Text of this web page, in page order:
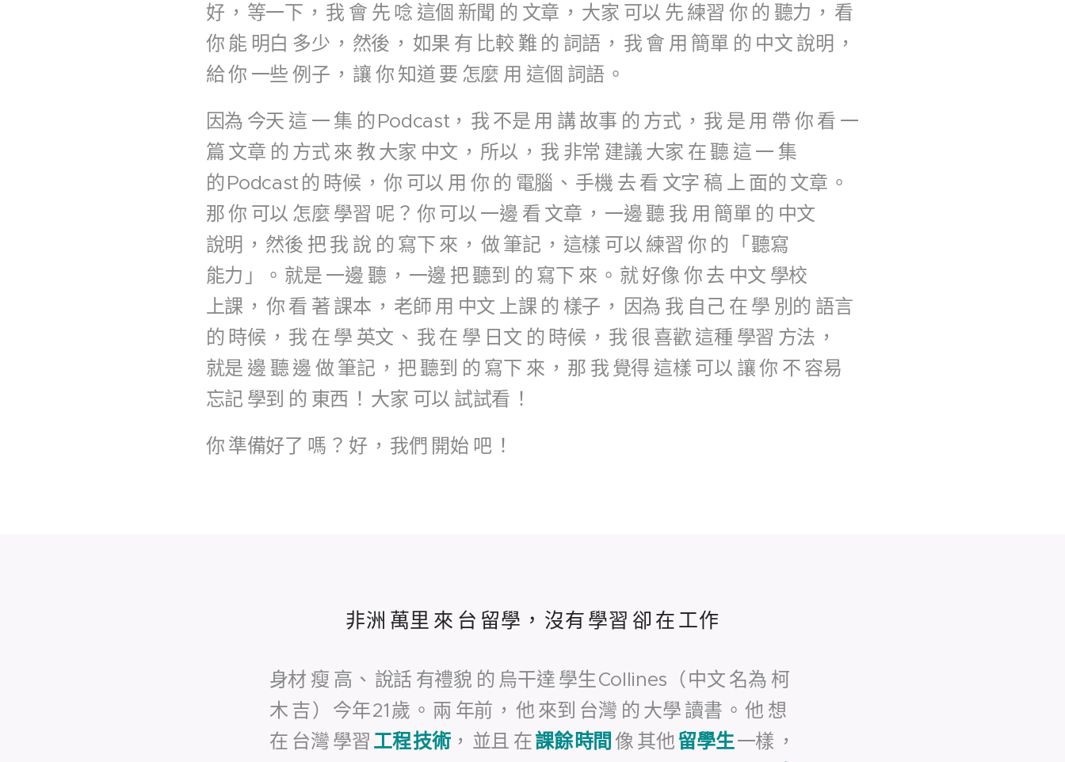
好 ， 等一下 ， 我 會 先 唸 這個 新聞 的 文章 ， 大家 可以 先 練習 你 的 聽力 ， 看
你 能 明白 多少 ， 然後 ， 如果 有 比較 難 的 詞語 ， 我 會 用 簡單 的 中文 說明 ，
給你 一些 例子 ， 讓 你 知道 要 怎麼 用 這個 詞語 。
因為 今天 這 一 集 的Podcast， 我 不是 用 講 故事 的 方式 ， 我 是 用 帶 你 看 一
篇 文章 的 方式 來 教 大家 中文 ， 所以 ， 我 非常 建議 大家 在 聽 這 一 集
的Podcast 的 時候 ， 你 可以 用 你 的 電腦 、 手機 去 看 文字 稿 上 面的 文章 。
那你 可以 怎麼 學習 呢 ？ 你 可以 一邊 看 文章 ， 一邊 聽 我 用 簡單 的 中文
說明 ， 然後 把我 說 的 寫下 來 ， 做 筆記 ， 這樣 可以 練習 你 的 「 聽寫
能力 」。 就是 一邊 聽 ， 一邊 把聽到 的 寫下 來 。 就好像 你 去 中文 學校
上課 ， 你 看 著 課本 ， 老師 用 中文 上課 的 樣子 ， 因為 我 自己 在 學 別的 語言
的 時候 ， 我 在 學 英文 、 我 在 學 日文 的 時候 ， 我 很 喜歡 這種 學習 方法 ，
就是 邊 聽 邊 做 筆記 ， 把聽到 的 寫下 來 ， 那 我 覺得 這樣 可以 讓你 不 容易
忘記 學到 的 東西 ！ 大家 可以 試試看 ！
你 準備好了 嗎 ？ 好 ， 我們 開始 吧 ！
非洲 萬里 來 台 留學 ， 沒有 學習 卻 在 工作
身材 瘦 高 、 說話 有禮貌 的 烏干達 學生Collines（中文 名為 柯
木 吉） 今年21歲 。 兩 年前 ， 他 來到 台灣 的 大學 讀書 。 他 想
在 台灣 學習 工程技術 ， 並且 在課餘時間 像 其他留學生一樣 ，